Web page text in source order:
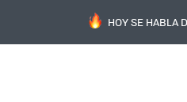
HOY SE HABLA